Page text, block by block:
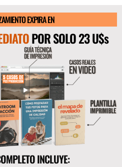
EXPIRA EN
POR SOLO 23 U$s
INCLUYE: